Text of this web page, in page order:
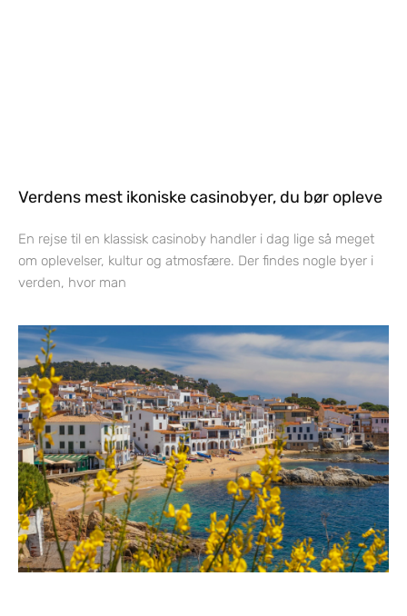
Verdens mest ikoniske casinobyer, du bør opleve
En rejse til en klassisk casinoby handler i dag lige så meget
om oplevelser, kultur og atmosfære. Der findes nogle byer i
verden, hvor man